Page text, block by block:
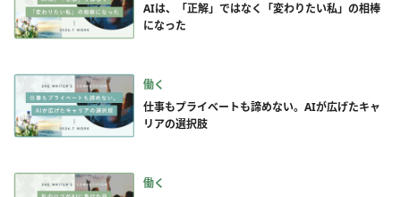
AIは、「正解」ではなく「変わりたい私」の相棒
になった
働く
仕事もプライベートも諦めない。AIが広げたキャ
リアの選択肢
働く